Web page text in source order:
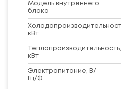
Модель внутреннего
блока
кВт
Теплопроизводительность,
кВт
Электропитание, В/
Гц/Ф